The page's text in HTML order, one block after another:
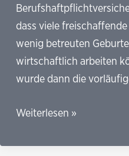
dass viele
wenig betreuten
wirtschaftlich arbeiten
wurde dann die
Die
sind
Weiterlesen »